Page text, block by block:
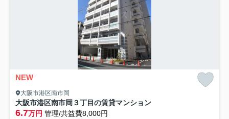
NEW
大阪市港区南市岡
大阪市港区南市岡３丁目の賃貸マンション
6.7万円 管理/共益費8,000円